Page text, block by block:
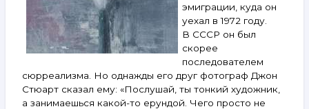
эмиграции, куда он
уехал в 1972 году.
В СССР он был
скорее
последователем
сюрреализма. Но однажды его друг фотограф Джон
Стюарт сказал ему: «Послушай, ты тонкий художник,
а занимаешься какой-то ерундой. Чего просто не